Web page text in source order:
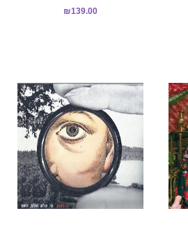
₪139.00